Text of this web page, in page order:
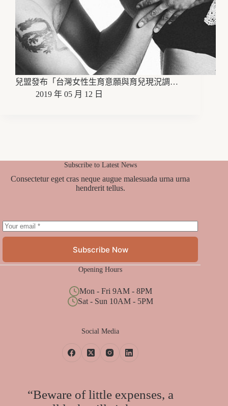
兒盟發布「台灣女性生育意願與育兒現況調…
2019 年 05 月 12 日
Subscribe to Latest News
Consectetur eget cras neque augue malesuada urna urna
hendrerit tellus.
Subscribe Now
Opening Hours
Mon - Fri 9AM - 8PM
Sat - Sun 10AM - 5PM
Social Media
“Beware of little expenses, a